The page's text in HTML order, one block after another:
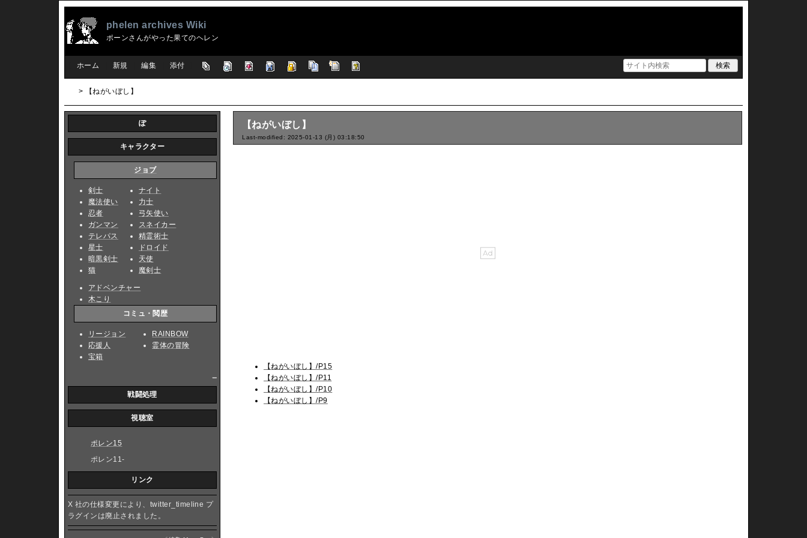
phelen archives Wiki
ポーンさんがやった果てのヘレン
ホーム 新規 編集 添付
> 【ねがいぼし】
【ねがいぼし】
Last-modified: 2025-01-13 (月) 03:18:50
【ねがいぼし】/P15
【ねがいぼし】/P11
【ねがいぼし】/P10
【ねがいぼし】/P9
ぽ
キャラクター
ジョブ
剣士
魔法使い
忍者
ガンマン
テレパス
星士
暗黒剣士
猫
ナイト
力士
弓矢使い
スネイカー
精霊術士
ドロイド
天使
魔剣士
アドベンチャー
木こり
コミュ・閲歴
リージョン
応援人
宝箱
RAINBOW
霊体の冒険
戦闘処理
視聴室
ポレン15
ポレン11-
リンク
X 社の仕様変更により、twitter_timeline プ
ラグインは廃止されました。